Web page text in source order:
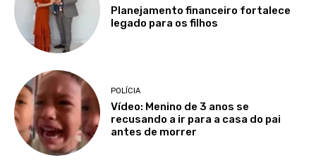
Planejamento financeiro fortalece
legado para os filhos
POLÍCIA
Vídeo: Menino de 3 anos se
recusando a ir para a casa do pai
antes de morrer